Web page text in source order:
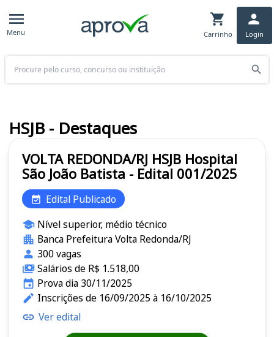
Menu Carrinho Login
Buscar
VOLTA REDONDA/RJ HSJB Hospital
São João Batista - Edital 001/2025
Edital Publicado
Nível superior, médio técnico
Banca Prefeitura Volta Redonda/RJ
300 vagas
Salários de R$ 1.518,00
Prova dia 30/11/2025
Inscrições de 16/09/2025 à 16/10/2025
Ver edital
HSJB - Destaques